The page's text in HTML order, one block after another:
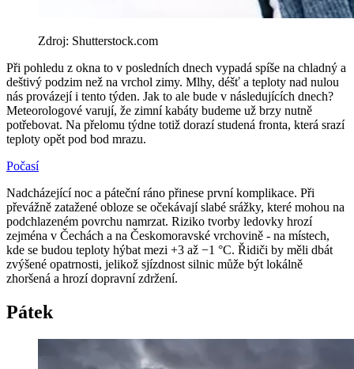
Zdroj: Shutterstock.com
Při pohledu z okna to v posledních dnech vypadá spíše na chladný a
deštivý podzim než na vrchol zimy. Mlhy, déšť a teploty nad nulou
nás provázejí i tento týden. Jak to ale bude v následujících dnech?
Meteorologové varují, že zimní kabáty budeme už brzy nutně
potřebovat. Na přelomu týdne totiž dorazí studená fronta, která srazí
teploty opět pod bod mrazu.
Počasí
Nadcházející noc a páteční ráno přinese první komplikace. Při
převážně zatažené obloze se očekávají slabé srážky, které mohou na
podchlazeném povrchu namrzat. Riziko tvorby ledovky hrozí
zejména v Čechách a na Českomoravské vrchovině - na místech,
kde se budou teploty hýbat mezi +3 až −1 °C. Řidiči by měli dbát
zvýšené opatrnosti, jelikož sjízdnost silnic může být lokálně
zhoršená a hrozí dopravní zdržení.
Pátek